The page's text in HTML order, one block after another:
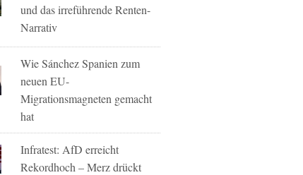
und das irreführende Renten-
Narrativ
Wie Sánchez Spanien zum
neuen EU-
Migrationsmagneten gemacht
hat
Infratest: AfD erreicht
Rekordhoch – Merz drückt